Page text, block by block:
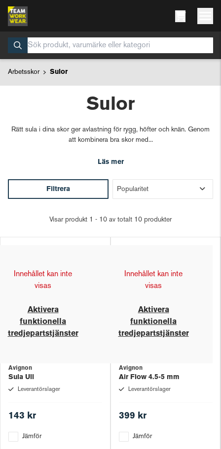
Arbetsskor Sulor
Sulor
Rätt sula i dina skor ger avlastning för rygg, höfter och knän. Genom
att kombinera bra skor med...
Läs mer
Filtrera
Visar produkt 1 - 10 av totalt 10 produkter
Innehållet kan inte
visas
Aktivera
funktionella
tredjepartstjänster
Avignon
Sula Ull
Leverantörslager
143 kr
Jämför
Innehållet kan inte
visas
Aktivera
funktionella
tredjepartstjänster
Avignon
Air Flow 4.5-5 mm
Leverantörslager
399 kr
Jämför